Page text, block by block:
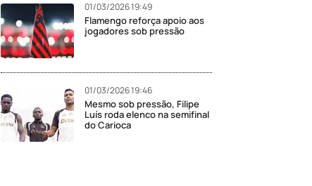
01/03/2026 19:49
Flamengo reforça apoio aos
jogadores sob pressão
01/03/2026 19:46
Mesmo sob pressão, Filipe
Luís roda elenco na semifinal
do Carioca